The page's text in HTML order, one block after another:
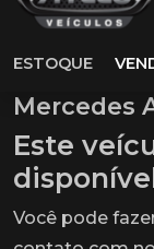
ESTOQUE
Mercedes
Este
Você pode